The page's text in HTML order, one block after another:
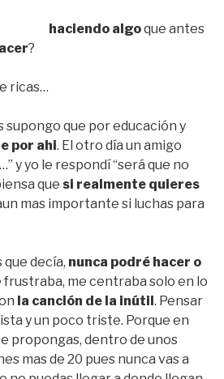
haciendo algoque antes
?
ricas…
supongo que por educación y
por ahi. El otro día un amigo
y yo le respondí “será que no
que si realmente quieres
mas importante si luchas para
que decía, nunca podré hacer o
frustraba, me centraba solo en lo
la canción de la inútil. Pensar
y un poco triste. Porque en
propongas, dentro de unos
mas de 20 pues nunca vas a